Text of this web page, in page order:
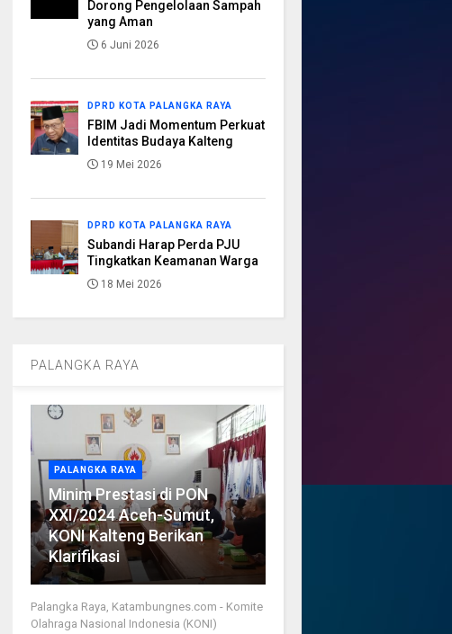
Dorong Pengelolaan Sampah
yang Aman
6 Juni 2026
DPRD KOTA PALANGKA RAYA
FBIM Jadi Momentum Perkuat
Identitas Budaya Kalteng
19 Mei 2026
DPRD KOTA PALANGKA RAYA
Subandi Harap Perda PJU
Tingkatkan Keamanan Warga
18 Mei 2026
PALANGKA RAYA
PALANGKA RAYA
Minim Prestasi di PON
XXI/2024 Aceh-Sumut,
KONI Kalteng Berikan
Klarifikasi
Palangka Raya, Katambungnes.com - Komite
Olahraga Nasional Indonesia (KONI)